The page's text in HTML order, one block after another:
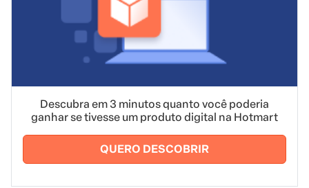
Descubra em 3 minutos quanto você poderia
ganhar se tivesse um produto digital na Hotmart
QUERO DESCOBRIR